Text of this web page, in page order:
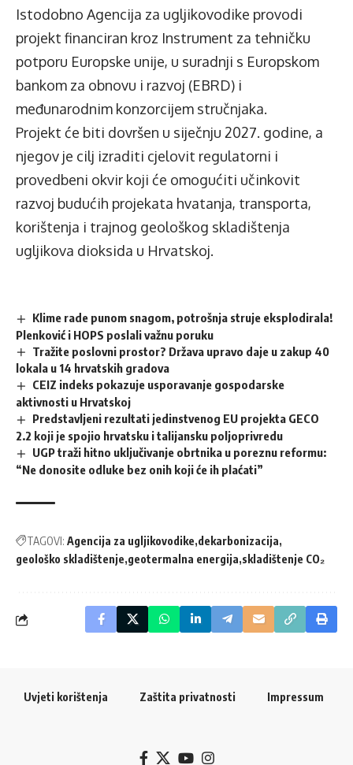
Istodobno Agencija za ugljikovodike provodi
projekt financiran kroz Instrument za tehničku
potporu Europske unije, u suradnji s Europskom
bankom za obnovu i razvoj (EBRD) i
međunarodnim konzorcijem stručnjaka.
Projekt će biti dovršen u siječnju 2027. godine, a
njegov je cilj izraditi cjelovit regulatorni i
provedbeni okvir koji će omogućiti učinkovit
razvoj budućih projekata hvatanja, transporta,
korištenja i trajnog geološkog skladištenja
ugljikova dioksida u Hrvatskoj.
Klime rade punom snagom, potrošnja struje eksplodirala!
Plenković i HOPS poslali važnu poruku
Tražite poslovni prostor? Država upravo daje u zakup 40
lokala u 14 hrvatskih gradova
CEIZ indeks pokazuje usporavanje gospodarske
aktivnosti u Hrvatskoj
Predstavljeni rezultati jedinstvenog EU projekta GECO
2.2 koji je spojio hrvatsku i talijansku poljoprivredu
UGP traži hitno uključivanje obrtnika u poreznu reformu:
“Ne donosite odluke bez onih koji će ih plaćati”
TAGOVI: Agencija za ugljikovodike dekarbonizacija
geološko skladištenje geotermalna energija skladištenje CO₂
Uvjeti korištenja Zaštita privatnosti Impressum